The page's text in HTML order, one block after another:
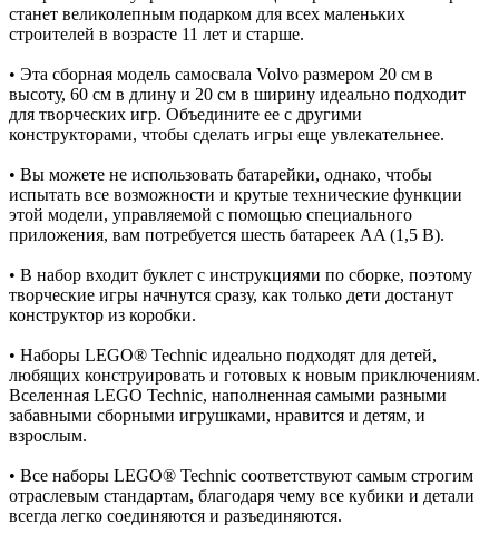
станет великолепным подарком для всех маленьких
строителей в возрасте 11 лет и старше.
• Эта сборная модель самосвала Volvo размером 20 см в
высоту, 60 см в длину и 20 см в ширину идеально подходит
для творческих игр. Объедините ее с другими
конструкторами, чтобы сделать игры еще увлекательнее.
• Вы можете не использовать батарейки, однако, чтобы
испытать все возможности и крутые технические функции
этой модели, управляемой с помощью специального
приложения, вам потребуется шесть батареек AA (1,5 В).
• В набор входит буклет с инструкциями по сборке, поэтому
творческие игры начнутся сразу, как только дети достанут
конструктор из коробки.
• Наборы LEGO® Technic идеально подходят для детей,
любящих конструировать и готовых к новым приключениям.
Вселенная LEGO Technic, наполненная самыми разными
забавными сборными игрушками, нравится и детям, и
взрослым.
• Все наборы LEGO® Technic соответствуют самым строгим
отраслевым стандартам, благодаря чему все кубики и детали
всегда легко соединяются и разъединяются.